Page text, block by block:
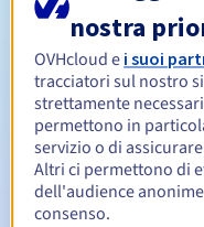
Periodo di rinnovo
Redemption period
nostra
OVHcloud e i suoi
tracciatori sul nostro
strettamente
permettono in
servizio o di
Altri ci permettono di
dell'audience
consenso.